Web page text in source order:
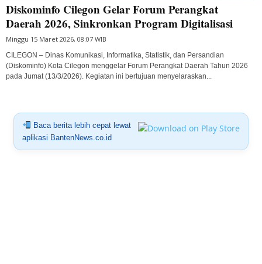
Diskominfo Cilegon Gelar Forum Perangkat
Daerah 2026, Sinkronkan Program Digitalisasi
Minggu 15 Maret 2026, 08:07 WIB
CILEGON – Dinas Komunikasi, Informatika, Statistik, dan Persandian
(Diskominfo) Kota Cilegon menggelar Forum Perangkat Daerah Tahun 2026
pada Jumat (13/3/2026). Kegiatan ini bertujuan menyelaraskan...
Baca berita lebih cepat lewat
aplikasi BantenNews.co.id